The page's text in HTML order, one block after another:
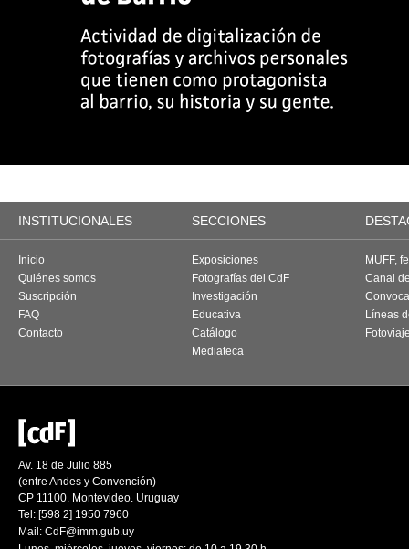
INSTITUCIONALES SECCIONES
Inicio
Quiénes somos
Suscripción
FAQ
Contacto
Exposiciones
Fotografías del CdF
Investigación
Educativa
Catálogo
Mediateca
MUFF,
Canal
Líneas
Av. 18 de Julio 885
(entre Andes y Convención)
CP 11100. Montevideo. Uruguay
Tel: [598 2] 1950 7960
Mail: CdF@imm.gub.uy